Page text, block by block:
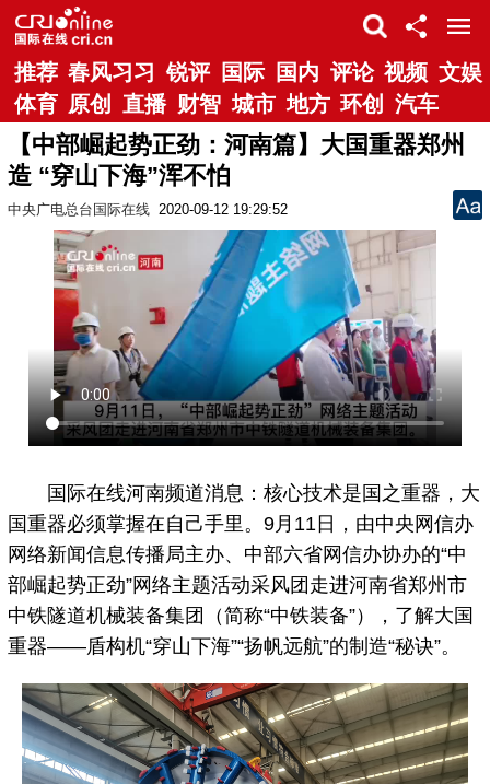
推荐 春风习习 锐评 国际 国内 评论 视频 文娱
体育 原创 直播 财智 城市 地方 环创 汽车
【中部崛起势正劲：河南篇】大国重器郑州
造 “穿山下海”浑不怕
中央广电总台国际在线 2020-09-12 19:29:52
国际在线河南频道消息：核心技术是国之重器，大
国重器必须掌握在自己手里。9月11日，由中央网信办
网络新闻信息传播局主办、中部六省网信办协办的“中
部崛起势正劲”网络主题活动采风团走进河南省郑州市
中铁隧道机械装备集团（简称“中铁装备”），了解大国
重器——盾构机“穿山下海”“扬帆远航”的制造“秘诀”。